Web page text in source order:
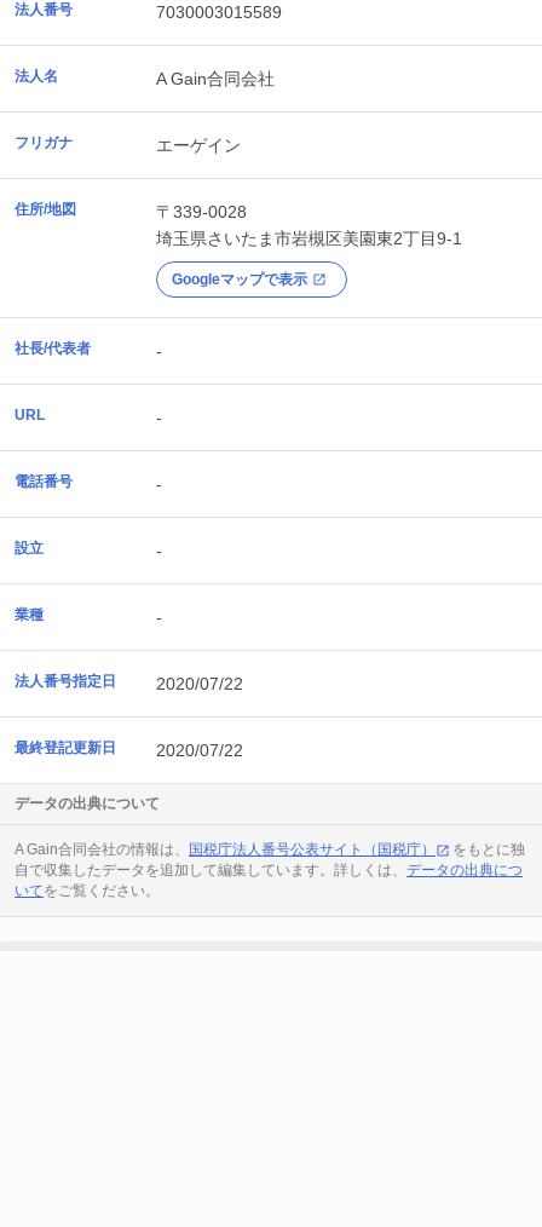
法人番号 7030003015589
法人名 A Gain合同会社
フリガナ エーゲイン
住所/地図
〒339-0028
埼玉県さいたま市岩槻区美園東2丁目9-1
Googleマップで表示
社長/代表者 -
URL -
電話番号 -
設立 -
業種 -
法人番号指定日 2020/07/22
最終登記更新日 2020/07/22
データの出典について
A Gain合同会社の情報は、 国税庁法人番号公表サイト（国税庁）
をもとに独
自で収集したデータを追加して編集しています。詳しくは、 データの出典につ
いてをご覧ください。